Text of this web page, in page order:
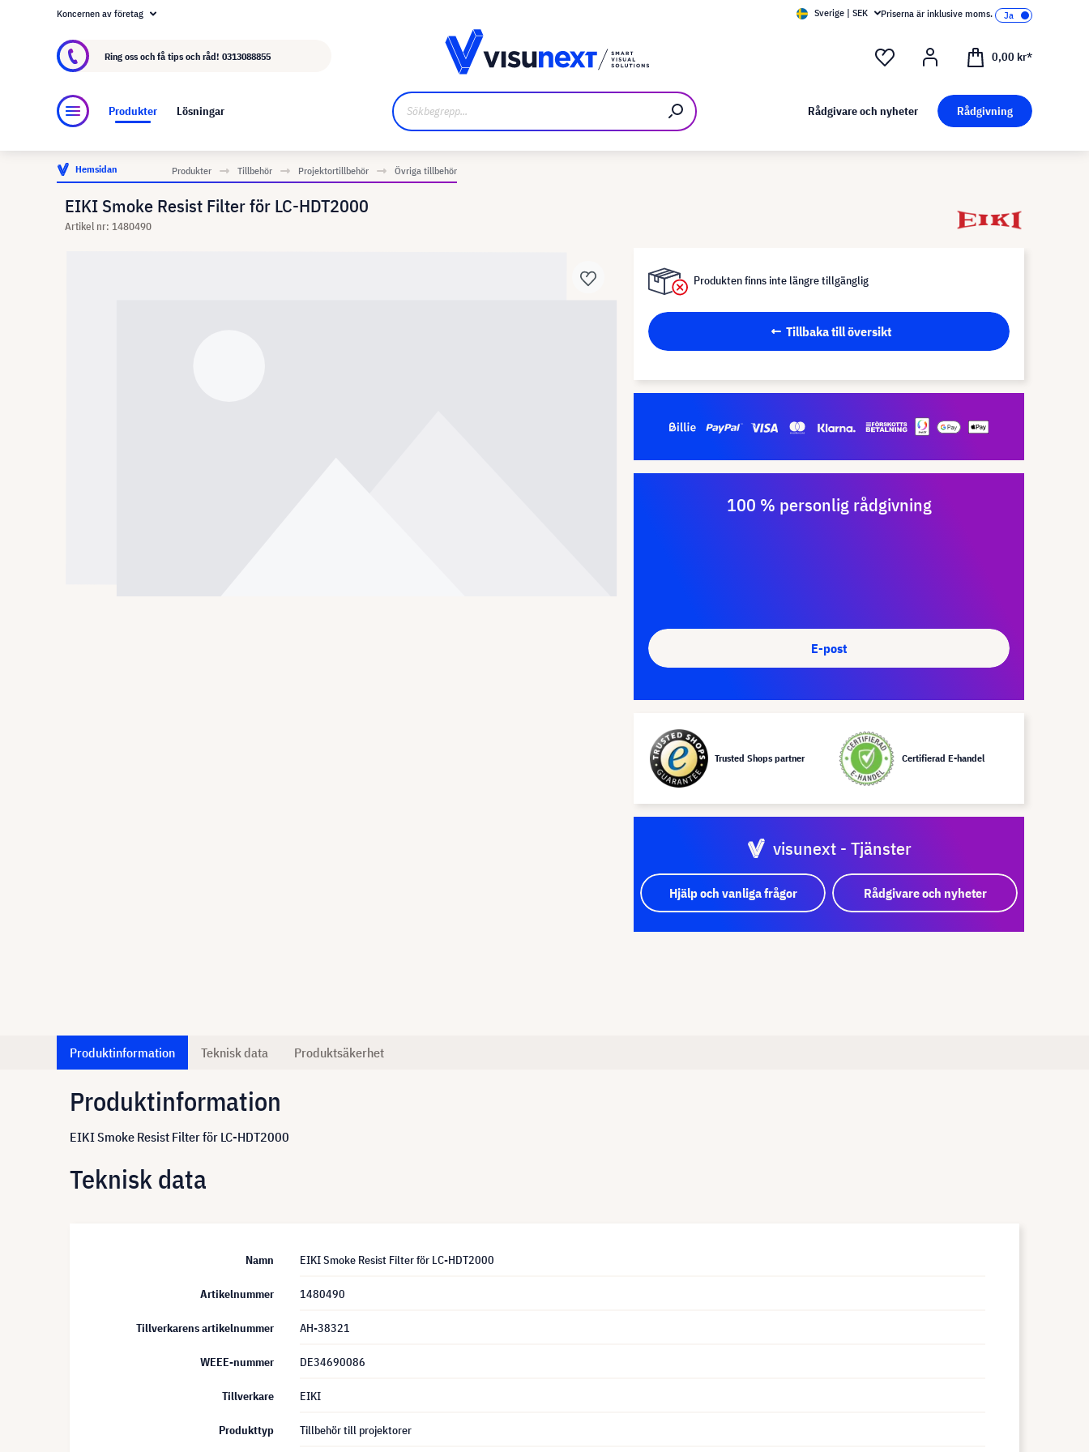
Om visunext.se
Koncernen av företag Sverige | SEK Priserna är inklusive moms.
Ring oss och få tips och råd! 0313088855 0,00 kr*
Produkter Lösningar Rådgivare och nyheter Rådgivning
Hemsidan Produkter Tillbehör Projektortillbehör Övriga tillbehör
EIKI Smoke Resist Filter för LC-HDT2000
Artikel nr: 1480490
Produkten finns inte längre tillgänglig
Tillbaka till översikt
100 % personlig rådgivning
E-post
Trusted Shops partner Certifierad E-handel
visunext - Tjänster
Hjälp och vanliga frågor Rådgivare och nyheter
Produktinformation Teknisk data Produktsäkerhet
Produktinformation
EIKI Smoke Resist Filter för LC-HDT2000
Teknisk data
Namn EIKI Smoke Resist Filter för LC-HDT2000
Artikelnummer 1480490
Tillverkarens artikelnummer AH-38321
WEEE-nummer DE34690086
Tillverkare EIKI
Produkttyp Tillbehör till projektorer